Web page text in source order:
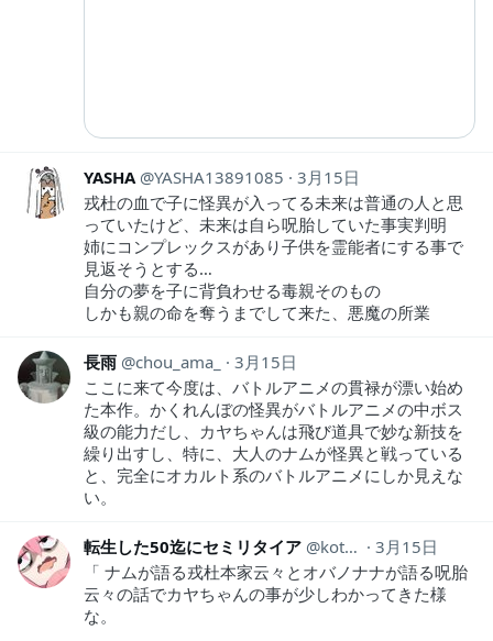
YASHA YASHA13891085
3月15日
戎杜の血で子に怪異が入ってる未来は普通の人と思
っていたけど、未来は自ら呪胎していた事実判明
姉にコンプレックスがあり子供を霊能者にする事で
見返そうとする…
自分の夢を子に背負わせる毒親そのもの
しかも親の命を奪うまでして来た、悪魔の所業
長雨 chou_ama_
3月15日
ここに来て今度は、バトルアニメの貫禄が漂い始め
た本作。かくれんぼの怪異がバトルアニメの中ボス
級の能力だし、カヤちゃんは飛び道具で妙な新技を
繰り出すし、特に、大人のナムが怪異と戦っている
と、完全にオカルト系のバトルアニメにしか見えな
い。
転生した50迄にセミリタイア kotahinshi2
3月15日
「 ナムが語る戎杜本家云々とオバノナナが語る呪胎
云々の話でカヤちゃんの事が少しわかってきた様
な。